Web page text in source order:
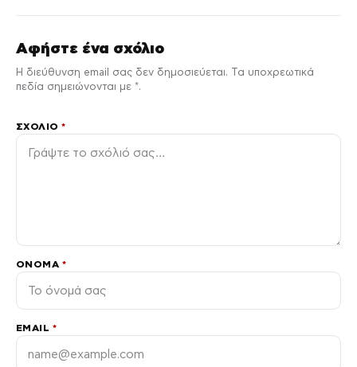
Αφήστε ένα σχόλιο
Η διεύθυνση email σας δεν δημοσιεύεται. Τα υποχρεωτικά
πεδία σημειώνονται με *.
ΣΧΌΛΙΟ*
ΌΝΟΜΑ *
EMAIL *